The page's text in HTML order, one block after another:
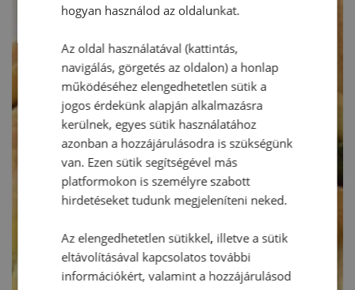
hogyan használod az oldalunkat.
Az oldal használatával (kattintás,
navigálás, görgetés az oldalon) a honlap
működéséhez elengedhetetlen sütik a
jogos érdekünk alapján alkalmazásra
kerülnek, egyes sütik használatához
azonban a hozzájárulásodra is szükségünk
van. Ezen sütik segítségével más
platformokon is személyre szabott
hirdetéseket tudunk megjeleníteni neked.
Az elengedhetetlen sütikkel, illetve a sütik
eltávolításával kapcsolatos további
információkért, valamint a hozzájárulásod